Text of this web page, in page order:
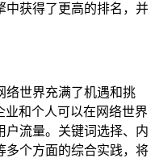
中获得了更高的排名，并
络世界充满了机遇和挑
业和个人可以在网络世界
户流量。关键词选择、内
多个方面的综合实践，将